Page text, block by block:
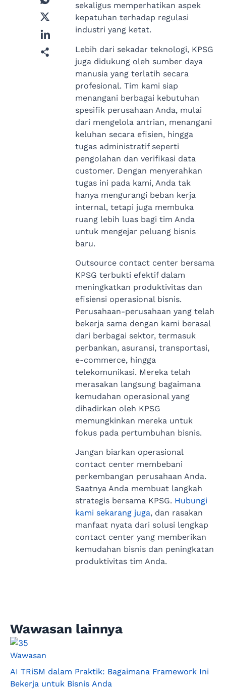
sekaligus memperhatikan aspek
kepatuhan terhadap regulasi
industri yang ketat.
Lebih dari sekadar teknologi, KPSG
juga didukung oleh sumber daya
manusia yang terlatih secara
profesional. Tim kami siap
menangani berbagai kebutuhan
spesifik perusahaan Anda, mulai
dari mengelola antrian, menangani
keluhan secara efisien, hingga
tugas administratif seperti
pengolahan dan verifikasi data
customer. Dengan menyerahkan
tugas ini pada kami, Anda tak
hanya mengurangi beban kerja
internal, tetapi juga membuka
ruang lebih luas bagi tim Anda
untuk mengejar peluang bisnis
baru.
Outsource contact center bersama
KPSG terbukti efektif dalam
meningkatkan produktivitas dan
efisiensi operasional bisnis.
Perusahaan-perusahaan yang telah
bekerja sama dengan kami berasal
dari berbagai sektor, termasuk
perbankan, asuransi, transportasi,
e-commerce, hingga
telekomunikasi. Mereka telah
merasakan langsung bagaimana
kemudahan operasional yang
dihadirkan oleh KPSG
memungkinkan mereka untuk
fokus pada pertumbuhan bisnis.
Jangan biarkan operasional
contact center membebani
perkembangan perusahaan Anda.
Saatnya Anda membuat langkah
strategis bersama KPSG. Hubungi
kami sekarang juga, dan rasakan
manfaat nyata dari solusi lengkap
contact center yang memberikan
kemudahan bisnis dan peningkatan
produktivitas tim Anda.
Wawasan lainnya
Wawasan
AI TRiSM dalam Praktik: Bagaimana Framework Ini
Bekerja untuk Bisnis Anda